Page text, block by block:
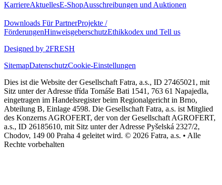
KarriereAktuellesE-ShopAusschreibungen und Auktionen
Downloads Für PartnerProjekte /
FörderungenHinweisgeberschutzEthikkodex und Tell us
Designed by 2FRESH
SitemapDatenschutzCookie-Einstellungen
Dies ist die Website der Gesellschaft Fatra, a.s., ID 27465021, mit
Sitz unter der Adresse třída Tomáše Bati 1541, 763 61 Napajedla,
eingetragen im Handelsregister beim Regionalgericht in Brno,
Abteilung B, Einlage 4598. Die Gesellschaft Fatra, a.s. ist Mitglied
des Konzerns AGROFERT, der von der Gesellschaft AGROFERT,
a.s., ID 26185610, mit Sitz unter der Adresse Pyšelská 2327/2,
Chodov, 149 00 Praha 4 geleitet wird. © 2026 Fatra, a.s. • Alle
Rechte vorbehalten